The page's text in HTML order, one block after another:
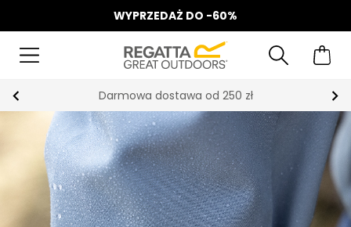
WYPRZEDAŻ DO -60%
Odbierz 15%, za zapis do Newslettera*